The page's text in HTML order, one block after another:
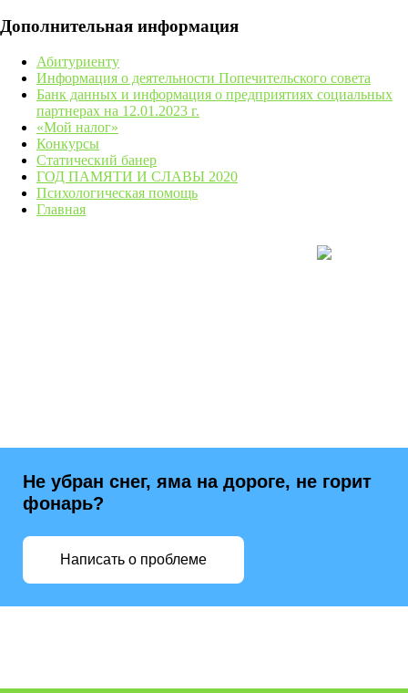
Дополнительная информация
Абитуриенту
Информация о деятельности Попечительского совета
Банк данных и информация о предприятиях социальных
партнерах на 12.01.2023 г.
«Мой налог»
Конкурсы
Статический банер
ГОД ПАМЯТИ И СЛАВЫ 2020
Психологическая помощь
Главная
Не убран снег, яма на дороге, не горит
фонарь?
Написать о проблеме